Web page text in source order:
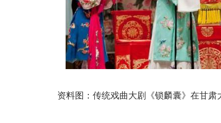
资料图：传统戏曲大剧《锁麟囊》在甘